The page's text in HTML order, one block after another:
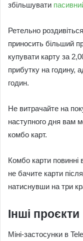
збільшувати
Ретельно
приносить більший
купувати карту за
прибутку на годину,
годин.
Не витрачайте на
наступного дня вам
комбо карт.
Комбо карти
не бачите карти
натиснувши на три
Інші проєкти
Міні-застосунки в